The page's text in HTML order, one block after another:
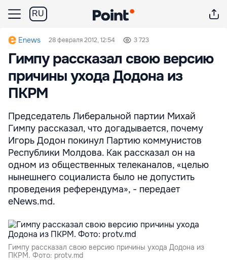
RU
Enews 28 февраля 2012, 12:54 3 723
Гимпу рассказал свою версию
причины ухода Додона из
ПКРМ
Председатель Либеральной партии Михай
Гимпу рассказал, что догадывается, почему
Игорь Додон покинул Партию коммунистов
Республики Молдова. Как рассказал он на
одном из общественных телеканалов, «целью
нынешнего социалиста было не допустить
проведения референдума», - передает
eNews.md.
Гимпу рассказал свою версию причины ухода Додона из
ПКРМ. Фото: protv.md